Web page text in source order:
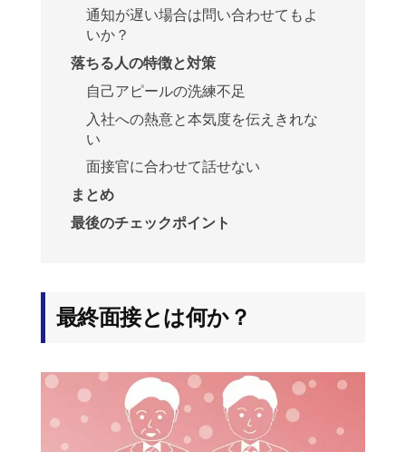
通知が遅い場合は問い合わせてもよ
いか？
落ちる人の特徴と対策
自己アピールの洗練不足
入社への熱意と本気度を伝えきれな
い
面接官に合わせて話せない
まとめ
最後のチェックポイント
最終面接とは何か？